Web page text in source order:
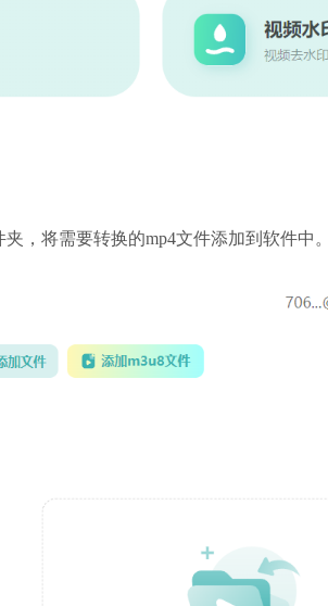
，将需要转换的mp4文件添加到软件中